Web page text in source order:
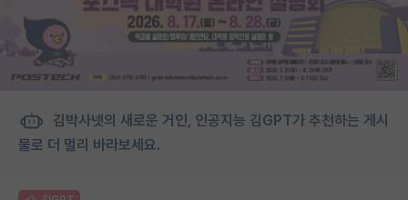
김박사넷의 새로운 거인, 인공지능 김GPT가 추천하는 게시
물로 더 멀리 바라보세요.